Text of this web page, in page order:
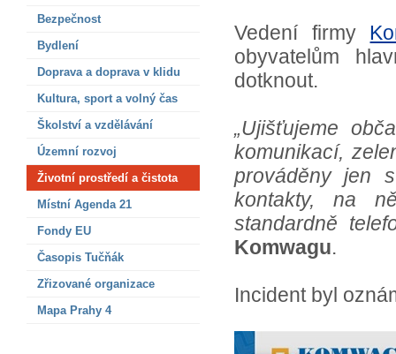
Bezpečnost
Bydlení
Doprava a doprava v klidu
Kultura, sport a volný čas
Školství a vzdělávání
Územní rozvoj
Životní prostředí a čistota
Místní Agenda 21
Fondy EU
Časopis Tučňák
Zřizované organizace
Mapa Prahy 4
Vedení firmy
obyvatelům
dotknout.
„Ujišťujeme
komunikací,
prováděny jen
kontakty, na
standardně
Komwagu.
Incident byl